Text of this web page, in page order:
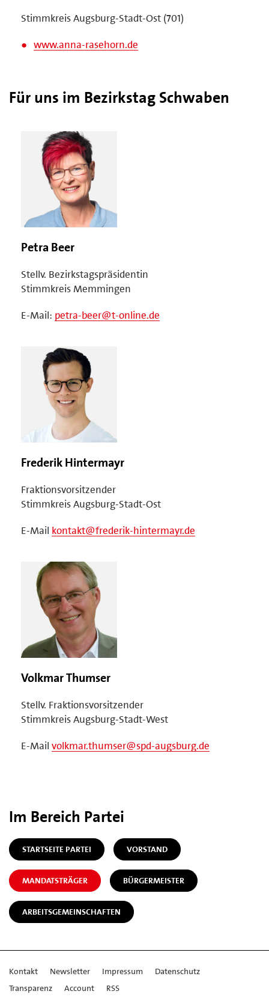
Stimmkreis Augsburg-Stadt-Ost (701)
www.anna-rasehorn.de
Für uns im Bezirkstag Schwaben
Petra Beer
Stellv. Bezirkstagspräsidentin
Stimmkreis Memmingen
E-Mail: petra-beer@t-online.de
Frederik Hintermayr
Fraktionsvorsitzender
Stimmkreis Augsburg-Stadt-Ost
E-Mail kontakt@frederik-hintermayr.de
Volkmar Thumser
Stellv. Fraktionsvorsitzender
Stimmkreis Augsburg-Stadt-West
E-Mail volkmar.thumser@spd-augsburg.de
Im Bereich Partei
STARTSEITE PARTEI VORSTAND
MANDATSTRÄGER BÜRGERMEISTER
ARBEITSGEMEINSCHAFTEN
Kontakt Newsletter Impressum
Datenschutz
Transparenz
Account RSS